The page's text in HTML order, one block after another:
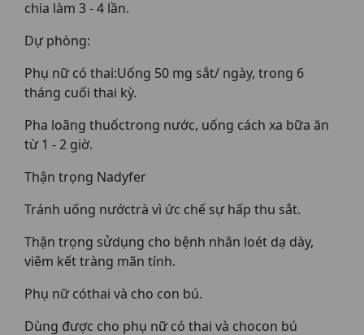
chia làm 3 - 4 lần.
Dự phòng:
Phụ nữ có thai:Uống 50 mg sắt/ ngày, trong 6
tháng cuối thai kỳ.
Pha loãng thuốctrong nước, uống cách xa bữa ăn
từ 1 - 2 giờ.
Thận trọng Nadyfer
Tránh uống nướctrà vì ức chế sự hấp thu sắt.
Thận trọng sửdụng cho bệnh nhân loét dạ dày,
viêm kết tràng mãn tính.
Phụ nữ cóthai và cho con bú.
Dùng được cho phụ nữ có thai và chocon bú